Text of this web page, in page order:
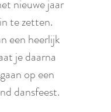
nieuwe jaar
te zetten.
een heerlijk
je daarna
op een
dansfeest.